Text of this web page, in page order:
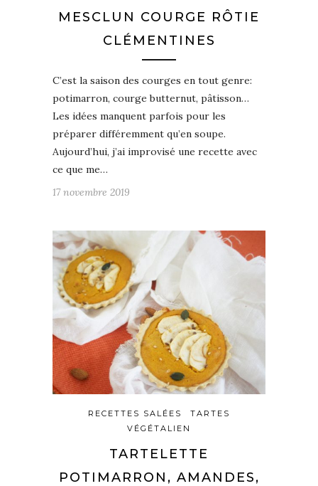
MESCLUN COURGE RÔTIE
CLÉMENTINES
C’est la saison des courges en tout genre:
potimarron, courge butternut, pâtisson…
Les idées manquent parfois pour les
préparer différemment qu’en soupe.
Aujourd’hui, j’ai improvisé une recette avec
ce que me…
17 novembre 2019
RECETTES SALÉES
TARTES
VÉGÉTALIEN
TARTELETTE
POTIMARRON, AMANDES,